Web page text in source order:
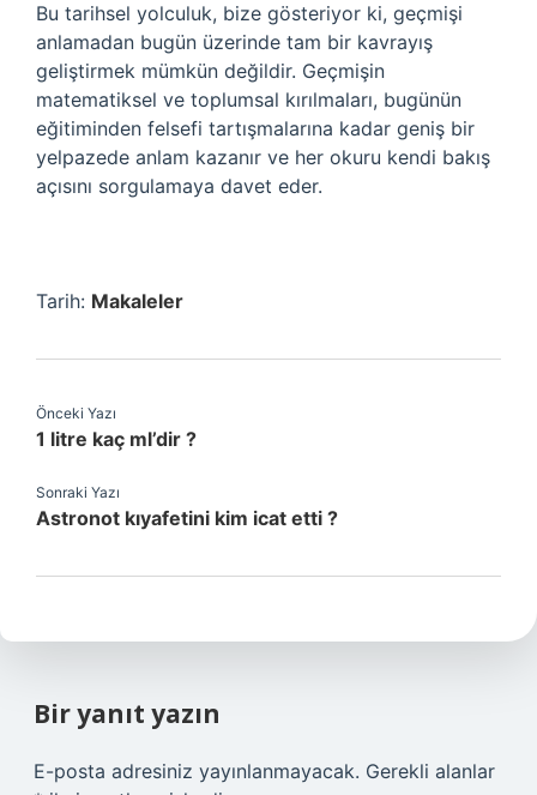
Bu tarihsel yolculuk, bize gösteriyor ki, geçmişi
anlamadan bugün üzerinde tam bir kavrayış
geliştirmek mümkün değildir. Geçmişin
matematiksel ve toplumsal kırılmaları, bugünün
eğitiminden felsefi tartışmalarına kadar geniş bir
yelpazede anlam kazanır ve her okuru kendi bakış
açısını sorgulamaya davet eder.
Tarih: Makaleler
Önceki Yazı
1 litre kaç ml’dir ?
Sonraki Yazı
Astronot kıyafetini kim icat etti ?
Bir yanıt yazın
E-posta adresiniz yayınlanmayacak. Gerekli alanlar